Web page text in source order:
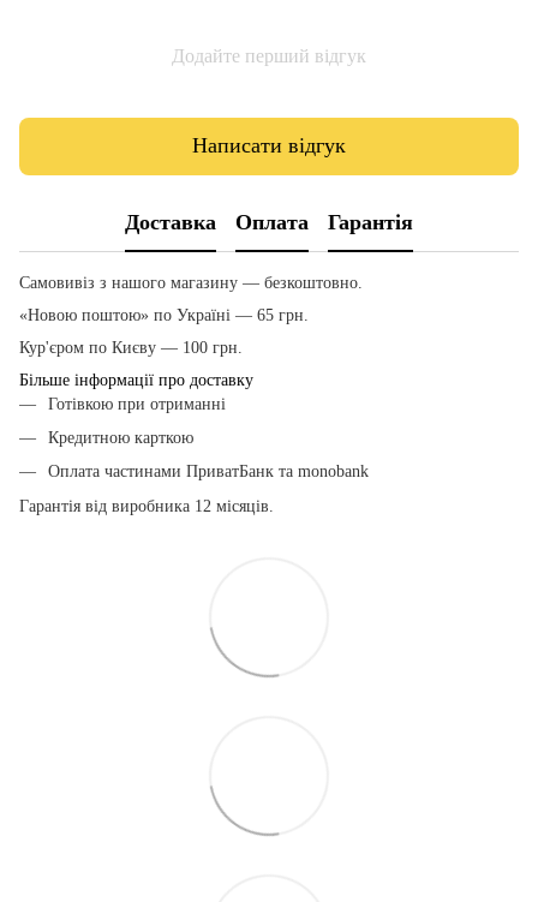
Додайте перший відгук
Написати відгук
Доставка Оплата Гарантія
Самовивіз з нашого магазину — безкоштовно.
«Новою поштою» по Україні — 65 грн.
Кур'єром по Києву — 100 грн.
Більше інформації про доставку
Готівкою при отриманні
Кредитною карткою
Оплата частинами ПриватБанк та monobank
Гарантія від виробника 12 місяців.